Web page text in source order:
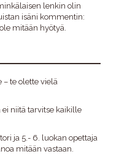
lenkin olin
isäni kommentin:
mitään hyötyä.
te olette vielä
niitä tarvitse kaikille
ja 5.- 6. luokan opettaja
mitään vastaan.